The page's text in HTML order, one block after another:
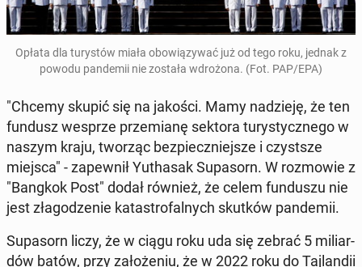
Opłata dla tu­ry­stów miała obo­wią­zy­wać już od tego roku, jednak z
powodu pan­de­mii nie została wdro­żo­na. (Fot. PAP/EPA)
"Chcemy skupić się na jakości. Mamy na­dzie­ję, że ten
fundusz wesprze prze­mia­nę sektora tu­ry­stycz­ne­go w
naszym kraju, tworząc bez­piecz­niej­sze i czyst­sze
miejsca" - za­pew­nił Yutha­sak Su­pa­sorn. W roz­mo­wie z
"Bangkok Post" dodał również, że celem fun­du­szu nie
jest zła­go­dze­nie ka­ta­stro­fal­nych skutków pan­de­mii.
Su­pa­sorn liczy, że w ciągu roku uda się zebrać 5 mi­liar­
dów batów, przy za­ło­że­niu, że w 2022 roku do Taj­lan­dii